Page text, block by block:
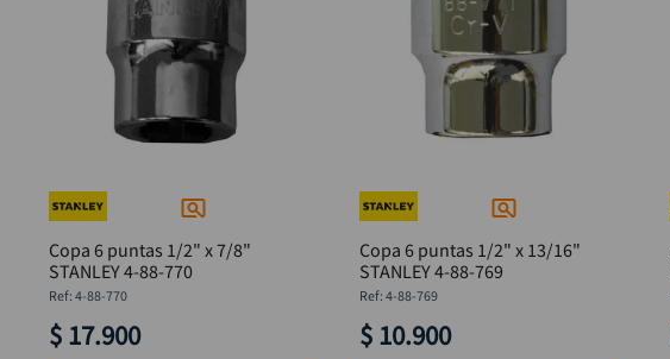
Copa 6 puntas 1/2" x 7/8"
STANLEY 4-88-770
: 4-88-770
$ 17.900
Copa 6 puntas 1/2" x 13/16"
STANLEY 4-88-769
: 4-88-769
$ 10.900